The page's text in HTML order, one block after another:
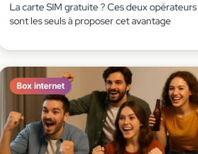
La carte SIM gratuite ? Ces deux opérateurs
sont les seuls à proposer cet avantage
Box internet